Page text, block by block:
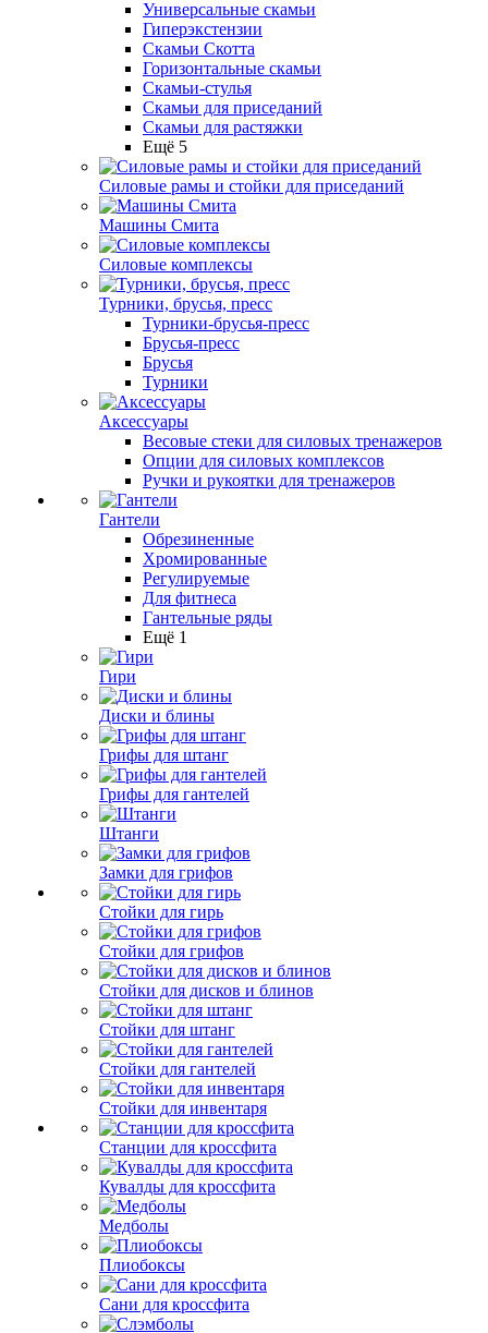
Универсальные скамьи
Гиперэкстензии
Скамьи Скотта
Горизонтальные скамьи
Скамьи-стулья
Скамьи для приседаний
Скамьи для растяжки
Ещё 5
Силовые рамы и стойки для приседаний
Машины Смита
Силовые комплексы
Турники, брусья, пресс
Турники-брусья-пресс
Брусья-пресс
Брусья
Турники
Аксессуары
Весовые стеки для силовых тренажеров
Опции для силовых комплексов
Ручки и рукоятки для тренажеров
Гантели
Обрезиненные
Хромированные
Регулируемые
Для фитнеса
Гантельные ряды
Ещё 1
Гири
Диски и блины
Грифы для штанг
Грифы для гантелей
Штанги
Замки для грифов
Стойки для гирь
Стойки для грифов
Стойки для дисков и блинов
Стойки для штанг
Стойки для гантелей
Стойки для инвентаря
Станции для кроссфита
Кувалды для кроссфита
Медболы
Плиобоксы
Сани для кроссфита